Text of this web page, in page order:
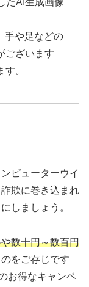
たAI生成画像
手や足などの
ございます
。
ピューターウイ
欺に巻き込まれ
しましょう。
数十円～数百円
をご存じです
お得なキャンペ